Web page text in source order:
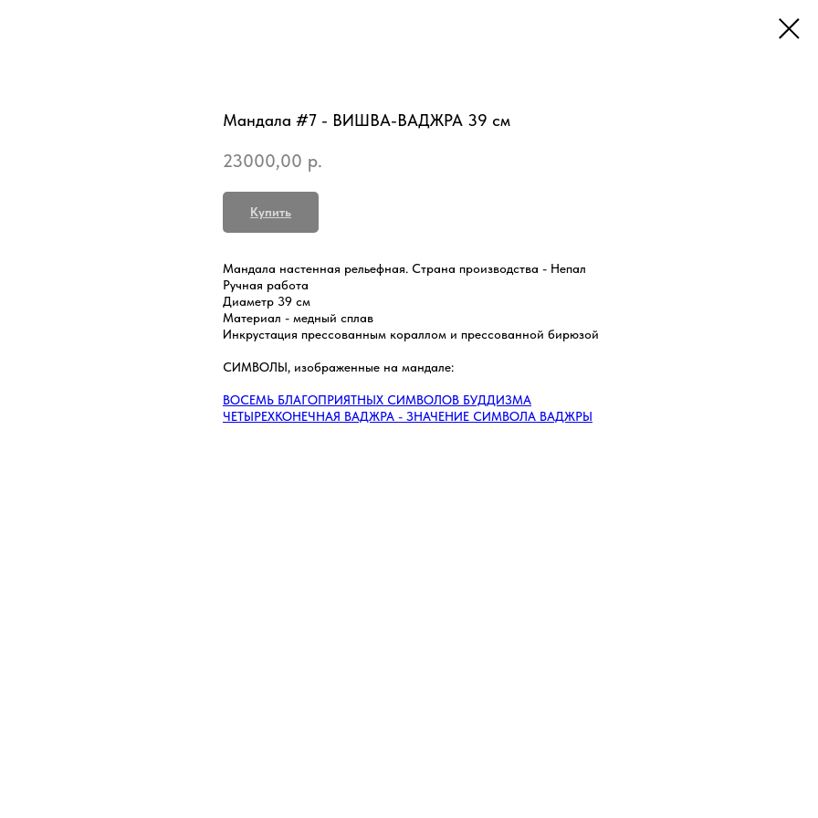
Мандала #7 - ВИШВА-ВАДЖРА 39 см
23000,00 р.
Купить
Мандала настенная рельефная. Страна производства - Непал
Ручная работа
Диаметр 39 см
Материал - медный сплав
Инкрустация прессованным кораллом и прессованной бирюзой
СИМВОЛЫ, изображенные на мандале:
ВОСЕМЬ БЛАГОПРИЯТНЫХ СИМВОЛОВ БУДДИЗМА
ЧЕТЫРЕХКОНЕЧНАЯ ВАДЖРА - ЗНАЧЕНИЕ СИМВОЛА ВАДЖРЫ